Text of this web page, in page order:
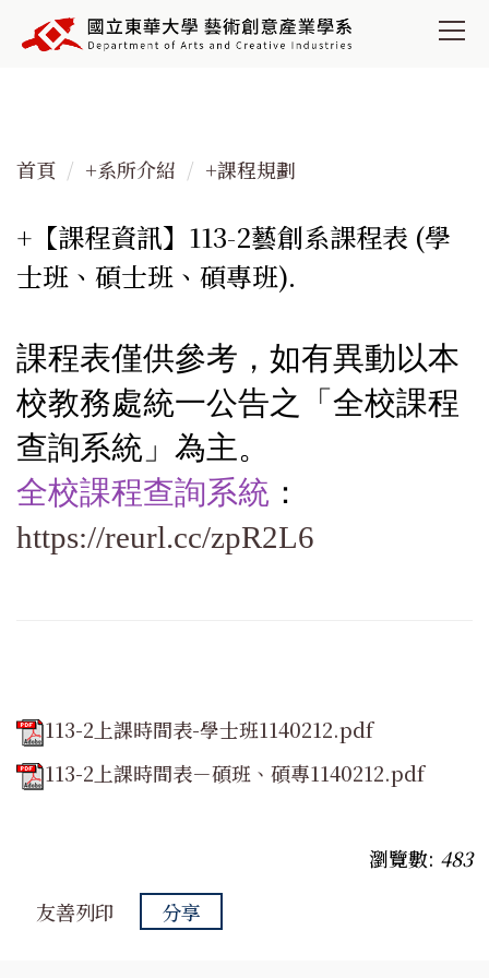
到
容
首頁 +系所介紹 +課程規劃
+【課程資訊】113-2藝創系課程表 (學
士班、碩士班、碩專班).
課程表僅供參考，如有異動以本
校教務處統一公告之「全校課程
查詢系統」為主。
全校課程查詢系統 ：
https://reurl.cc/zpR2L6
113-2上課時間表-學士班1140212.pdf
113-2上課時間表－碩班、碩專1140212.pdf
瀏覽數: 483
友善列印
分享